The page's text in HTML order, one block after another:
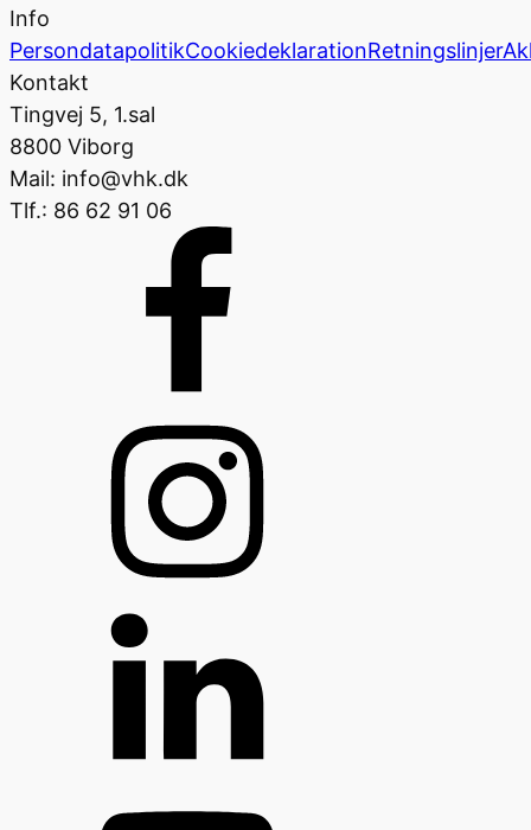
Info
PersondatapolitikCookiedeklarationRetningslinjer
Kontakt
Tingvej 5, 1.sal
8800 Viborg
Mail: info@vhk.dk
Tlf.: 86 62 91 06